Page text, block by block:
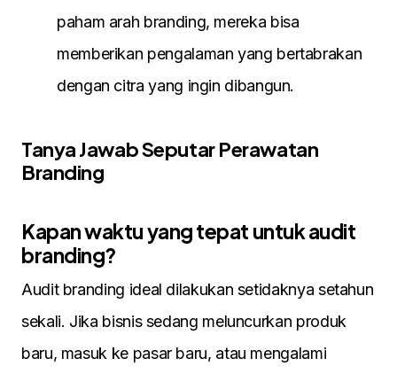
paham arah branding, mereka bisa
memberikan pengalaman yang bertabrakan
dengan citra yang ingin dibangun.
Tanya Jawab Seputar Perawatan
Branding
Kapan waktu yang tepat untuk audit
branding?
Audit branding ideal dilakukan setidaknya setahun
sekali. Jika bisnis sedang meluncurkan produk
baru, masuk ke pasar baru, atau mengalami